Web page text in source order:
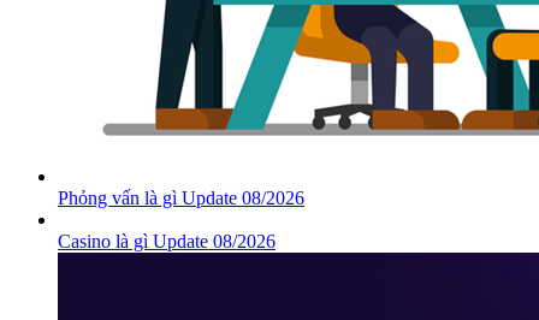
Phỏng vấn là gì Update 08/2026
Casino là gì Update 08/2026